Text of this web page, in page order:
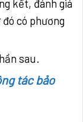
kết, đánh giá
có phương
sau.
tác bảo